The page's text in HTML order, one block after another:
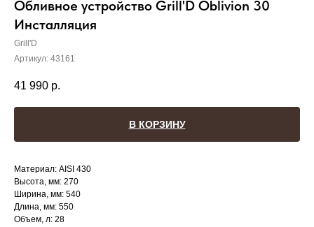
Обливное устройство Grill'D Oblivion 30
Инсталляция
Grill'D
Артикул: 43161
41 990 р.
В КОРЗИНУ
Материал: AISI 430
Высота, мм: 270
Ширина, мм: 540
Длина, мм: 550
Объем, л: 28